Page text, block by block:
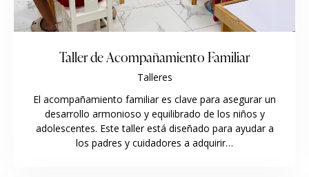
Taller de Acompañamiento Familiar
Talleres
El acompañamiento familiar es clave para asegurar un
desarrollo armonioso y equilibrado de los niños y
adolescentes. Este taller está diseñado para ayudar a
los padres y cuidadores a adquirir…